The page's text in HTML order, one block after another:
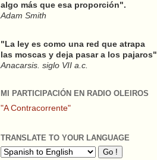
algo más que esa proporción".
Adam Smith
"La ley es como una red que atrapa
las moscas y deja pasar a los pajaros"
Anacarsis. siglo VII a.c.
MI PARTICIPACIÓN EN RADIO OLEIROS
"A Contracorrente"
TRANSLATE TO YOUR LANGUAGE